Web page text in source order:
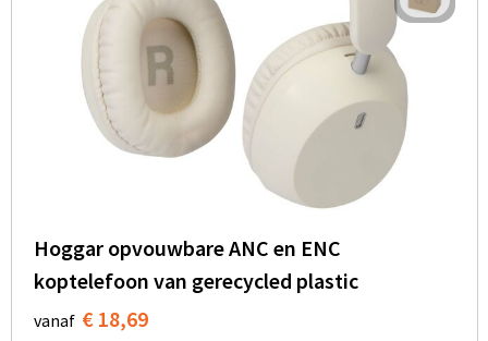
Hoggar opvouwbare ANC en ENC
koptelefoon van gerecycled plastic
vanaf € 18,69